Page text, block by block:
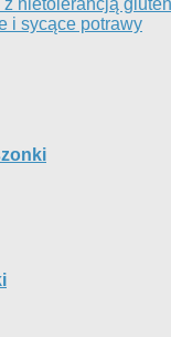
nietolerancją
i sycące potrawy